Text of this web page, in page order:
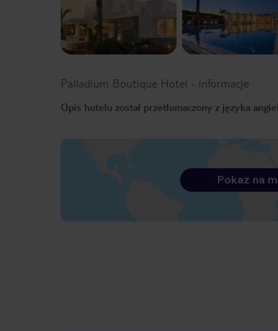
Palladium Boutique Hotel - informacje
Opis hotelu został przetłumaczony z języka
Pokaż na